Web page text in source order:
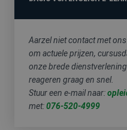
VCA
Aarzel niet contact met
om actuele prijzen,
onze brede
reageren graag en snel.
Stuur een e-mail naar:
met:076-520-4999